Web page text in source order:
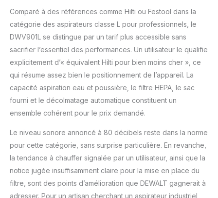
Comparé à des références comme Hilti ou Festool dans la
catégorie des aspirateurs classe L pour professionnels, le
DWV901L se distingue par un tarif plus accessible sans
sacrifier l’essentiel des performances. Un utilisateur le qualifie
explicitement d’« équivalent Hilti pour bien moins cher », ce
qui résume assez bien le positionnement de l’appareil. La
capacité aspiration eau et poussière, le filtre HEPA, le sac
fourni et le décolmatage automatique constituent un
ensemble cohérent pour le prix demandé.
Le niveau sonore annoncé à 80 décibels reste dans la norme
pour cette catégorie, sans surprise particulière. En revanche,
la tendance à chauffer signalée par un utilisateur, ainsi que la
notice jugée insuffisamment claire pour la mise en place du
filtre, sont des points d’amélioration que DEWALT gagnerait à
adresser. Pour un artisan cherchant un aspirateur industriel